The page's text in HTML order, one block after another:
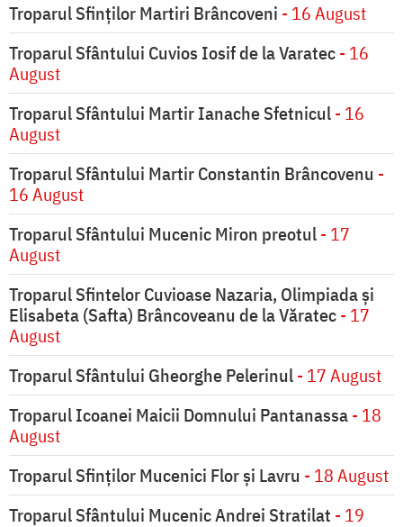
Troparul Sfinților Martiri Brâncoveni - 16 August
Troparul Sfântului Cuvios Iosif de la Varatec- 16
August
Troparul Sfântului Martir Ianache Sfetnicul- 16
August
Troparul Sfântului Martir Constantin Brâncovenu -
16 August
Troparul Sfântului Mucenic Miron preotul- 17
August
Troparul Sfintelor Cuvioase Nazaria, Olimpiada și
Elisabeta (Safta) Brâncoveanu de la Văratec- 17
August
Troparul Sfântului Gheorghe Pelerinul- 17 August
Troparul Icoanei Maicii Domnului Pantanassa- 18
August
Troparul Sfinţilor Mucenici Flor şi Lavru - 18 August
Troparul Sfântului Mucenic Andrei Stratilat - 19